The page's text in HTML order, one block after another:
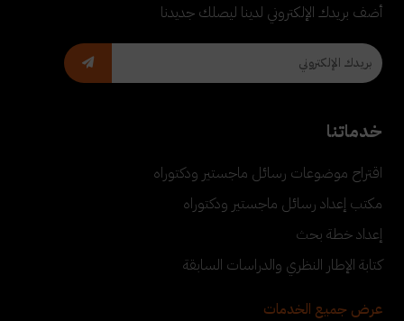
أضف بريدك الإلكتروني لدينا ليصلك جديدنا
خدماتنا
اقتراح موضوعات رسائل ماجستير ودكتوراه
مكتب إعداد رسائل ماجستير ودكتوراه
إعداد خطة بحث
كتابة الإطار النظري والدراسات السابقة
عرض جميع الخدمات